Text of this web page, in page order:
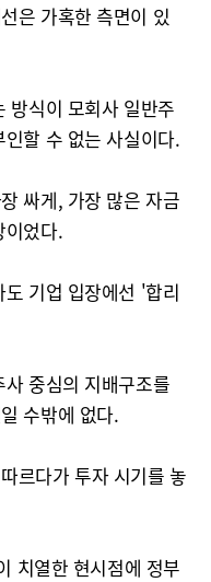
은 가혹한 측면이 있
방식이 모회사 일반주
할 수 없는 사실이다.
싸게, 가장 많은 자금
이었다.
기업 입장에선 '합리
중심의 지배구조를
수밖에 없다.
르다가 투자 시기를 놓
치열한 현시점에 정부